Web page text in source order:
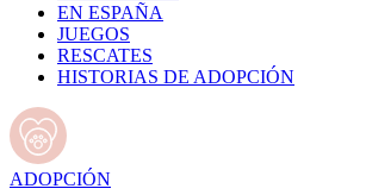
EN ESPAÑA
JUEGOS
RESCATES
HISTORIAS DE ADOPCIÓN
ADOPCIÓN